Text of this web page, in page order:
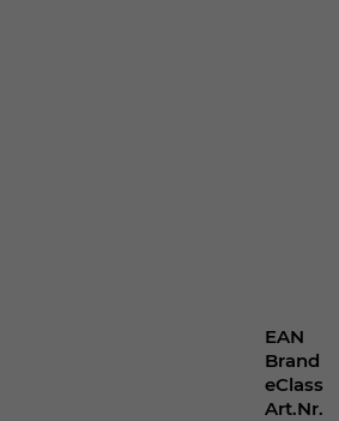
EAN
Brand
eClass
Art.Nr.